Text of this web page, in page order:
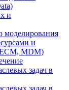
и
моделирования
и
MDM)
задач в
задач в